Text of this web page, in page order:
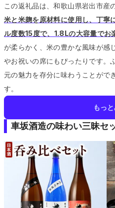
この返礼品は、和歌山県岩出市産
米と米麹を原材料に使用し、丁寧
ル度数15度で、1.8Lの大容量でお
が柔らかく、米の豊かな風味が感
やお祝いの席にもぴったりです。
元の魅力を存分に味わうことがで
す。
もっ
車坂酒造の味わい三昧セ